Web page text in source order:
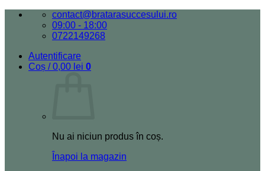
Skip
contact@bratarasuccesului.ro
09:00 - 18:00
0722149268
Autentificare
Coș /0,00 lei 0
Nu ai niciun produs în coș.
Înapoi la magazin